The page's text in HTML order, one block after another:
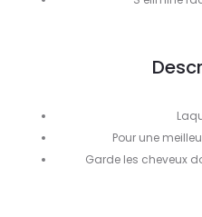
Pour une
Garde les cheveux